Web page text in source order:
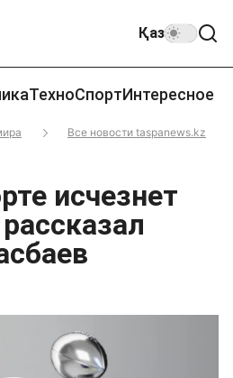
Қаз
ТехноСпортИнтересное
Все новости taspanews.kz
исчезнет